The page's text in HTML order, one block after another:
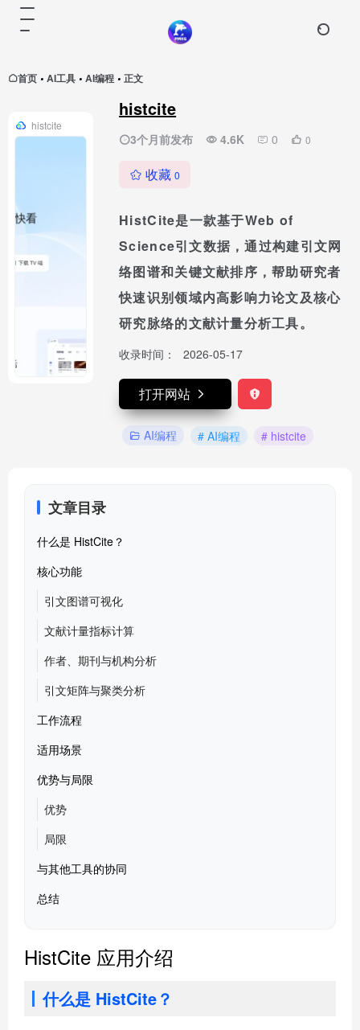
首页 • AI工具 • AI编程 • 正文
histcite
3个月前发布 4.6K 0 0
收藏0
HistCite是一款基于Web of
Science引文数据，通过构建引文网
络图谱和关键文献排序，帮助研究者
快速识别领域内高影响力论文及核心
研究脉络的文献计量分析工具。
收录时间： 2026-05-17
打开网站
AI编程 # AI编程 # histcite
histcite
文章目录
什么是 HistCite？
核心功能
引文图谱可视化
文献计量指标计算
作者、期刊与机构分析
引文矩阵与聚类分析
工作流程
适用场景
优势与局限
优势
局限
与其他工具的协同
总结
HistCite 应用介绍
什么是 HistCite？